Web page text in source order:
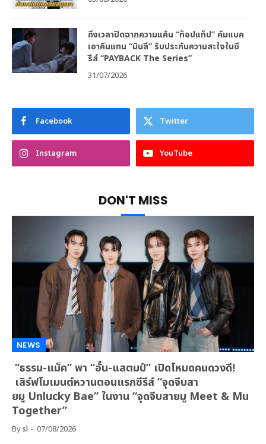
ถึงเวลาปิดฉากความแค้น “ท็อปแท็ป” คัมแบค
เอาคืนแทน “มินลี” รับประกันความสะใจในซี
รีส์ “PAYBACK The Series”
31/07/2026
Facebook Twitter
Instagram YouTube
DON'T MISS
NEWS
“ธรรม-แม็ค” พา “อั๋น-แสตมป์” เปิดโหมดคนดวงดี!
เสิร์ฟโมเมนต์หวานตอนแรกซีรีส์ “จุดจีบสา
ยมู Unlucky Bae” ในงาน “จุดจีบสายมู Meet & Mu
Together”
Bysl 07/08/2026